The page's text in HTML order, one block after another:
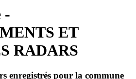
-
ET
RADARS
enregistrés pour la commune